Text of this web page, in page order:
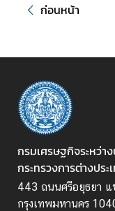
ว
ป
ร
ะ
ก
า
ศ
แ
ก่อนหน้า
กรมเศรษฐกิจระหว่าง
กระทรวงการต่างประ
443 ถนนศรีอยุธยา แ
กรุงเทพมหานคร